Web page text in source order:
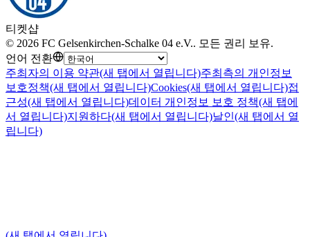
티켓샵
© 2026 FC Gelsenkirchen-Schalke 04 e.V.. 모든 권리 보유.
언어 전환
주최자의 이용 약관(새 탭에서 열립니다)주최측의 개인정보
보호정책(새 탭에서 열립니다)Cookies(새 탭에서 열립니다)접
근성(새 탭에서 열립니다)데이터 개인정보 보호 정책(새 탭에
서 열립니다)지원하다(새 탭에서 열립니다)날인(새 탭에서 열
립니다)